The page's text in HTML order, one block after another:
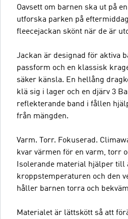
Oavsett om barnen ska ut på
utforska parken på
fleecejackan skönt när de är
Jackan är designad för aktiva
passform och en klassisk
säker känsla. En hellång
klä sig i lager och en djärv 3
reflekterande band i fållen
från mängden.
Varm. Torr. Fokuserad.
kvar värmen för en varm, torr
Isolerande material hjälper till
kroppstemperaturen och den
håller barnen torra och
Materialet är lättskött så att